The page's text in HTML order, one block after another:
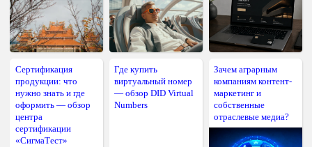
Сертификация
продукции: что
нужно знать и где
оформить — обзор
центра
сертификации
«СигмаТест»
Где купить
виртуальный номер
— обзор DID Virtual
Numbers
Зачем аграрным
компаниям контент-
маркетинг и
собственные
отраслевые медиа?